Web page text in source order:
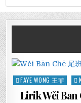
Posted
FAYE WONG 王菲
Lirik Wěi Bān